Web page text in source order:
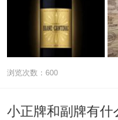
浏览次数：600
小正牌和副牌有什